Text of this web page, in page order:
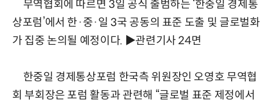
무역협회에 따르면 3일 공식 출범하는 ‘한중일 경제통
상포럼’에서 한·중·일 3국 공동의 표준 도출 및 글로벌화
가 집중 논의될 예정이다. ▶관련기사 24면
한중일 경제통상포럼 한국측 위원장인 오영호 무역협
회 부회장은 포럼 활동과 관련해 “글로벌 표준 제정에서